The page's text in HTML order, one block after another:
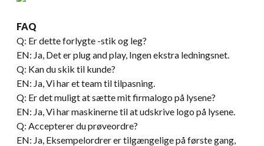
FAQ
Q: Er dette forlygte -stik og leg?
EN: Ja, Det er plug and play, Ingen ekstra ledningsnet.
Q: Kan du skik til kunde?
EN: Ja, Vi har et team til tilpasning.
Q: Er det muligt at sætte mit firmalogo på lysene?
EN: Ja, Vi har maskinerne til at udskrive logo på lysene.
Q: Accepterer du prøveordre?
EN: Ja, Eksempelordrer er tilgængelige på første gang,